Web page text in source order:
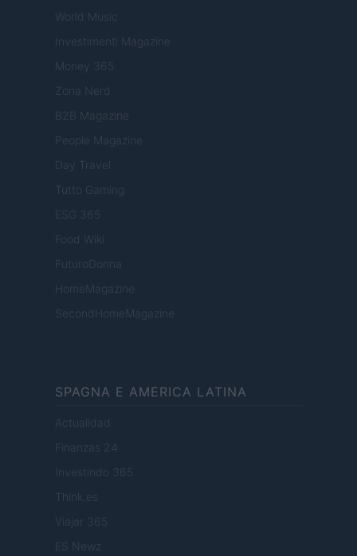
World Music
Investimenti Magazine
Money 365
Zona Nerd
B2B Magazine
People Magazine
Day Travel
Tutto Gaming
ESG 365
Food Wiki
FuturoDonna
HomeMagazine
SecondHomeMagazine
SPAGNA E AMERICA LATINA
Actualidad
Finanzas 24
Investindo 365
Think.es
Viajar 365
ES Newz